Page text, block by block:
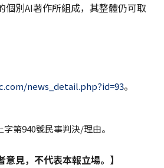
個別AI著作所組成，其整體仍可取
news_detail.php?id=93。
第940號民事判決/理由。
意見，不代表本報立場。】